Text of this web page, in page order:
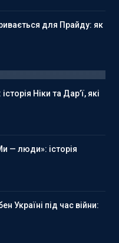
для Прайду: як
Ніки та Дар’ї, які
— люди»: історія
Україні під час війни: